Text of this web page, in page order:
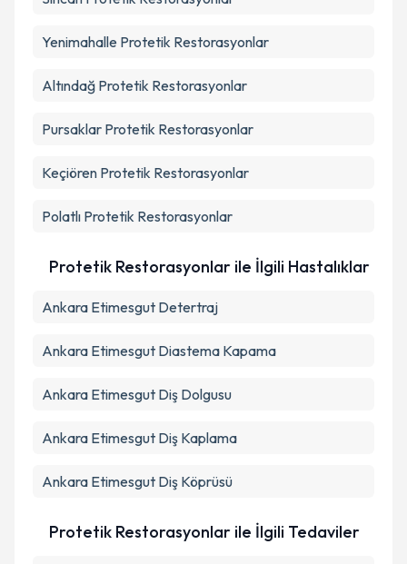
Yenimahalle Protetik Restorasyonlar
Altındağ Protetik Restorasyonlar
Pursaklar Protetik Restorasyonlar
Keçiören Protetik Restorasyonlar
Polatlı Protetik Restorasyonlar
Protetik Restorasyonlar ile İlgili Hastalıklar
Ankara Etimesgut Detertraj
Ankara Etimesgut Diastema Kapama
Ankara Etimesgut Diş Dolgusu
Ankara Etimesgut Diş Kaplama
Ankara Etimesgut Diş Köprüsü
Protetik Restorasyonlar ile İlgili Tedaviler